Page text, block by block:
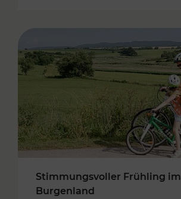
Stimmungsvoller Frühling im
Burgenland